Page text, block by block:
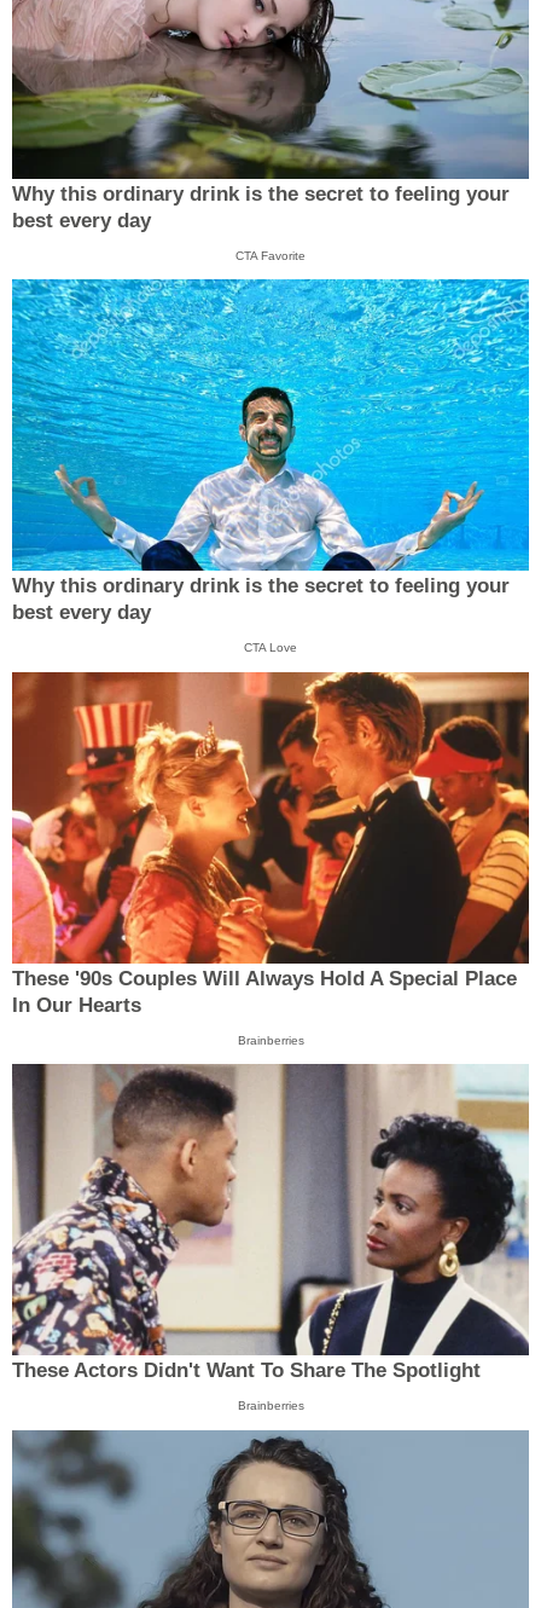
Why this ordinary drink is the secret to feeling your
best every day
CTA Favorite
Why this ordinary drink is the secret to feeling your
best every day
CTA Love
These '90s Couples Will Always Hold A Special Place
In Our Hearts
Brainberries
These Actors Didn't Want To Share The Spotlight
Brainberries